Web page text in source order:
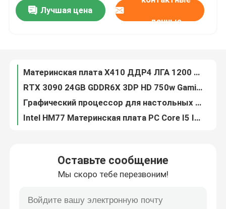
Проверка качества
Свяжитесь мы
Спросите цитату
Лучшая цена
данные
Игровая материнская плата Intel HM76 для ноутбуков поддерживает 4 разъема SATA PGA 989 Micro-ATX
Компьютерные графические карты GTX1050 2GB DDR5 128bit Double Fans PCI Express 3.0 X16
28-нм игровые графические карты GM107 GM107 GTX750Ti 4GB 1020MHz 1085MHz 640 CUDA Core
Игровая графическая карта AMD RX 6500XT 4 ГБ NON LHR 64 Bit GDDR6 Displayport 8pin
Оставьте сообщение
Мы скоро тебе перезвоним!